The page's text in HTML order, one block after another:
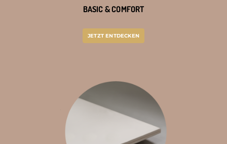
BASIC & COMFORT
JETZT ENTDECKEN